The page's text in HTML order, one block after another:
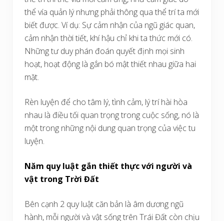
thể vía quản lý nhưng phải thông qua thể trí ta mới
biết được. Ví dụ: Sự cảm nhận của ngũ giác quan,
cảm nhận thời tiết, khí hậu chỉ khi ta thức mới có.
Những tư duy phán đoán quyết định mọi sinh
hoạt, hoạt động là gắn bó mật thiết nhau giữa hai
mặt.
Rèn luyện để cho tâm lý, tình cảm, lý trí hài hòa
nhau là điều tối quan trọng trong cuộc sống, nó là
một trong những nội dung quan trọng của việc tu
luyện.
Năm quy luật gắn thiết thực với người và
vật trong Trời Đất
Bên cạnh 2 quy luật căn bản là âm dương ngũ
hành, mỗi người và vật sống trên Trái Đất còn chịu